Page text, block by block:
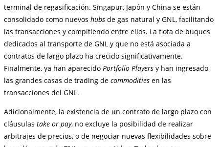
terminal de regasificación. Singapur, Japón y China se están
consolidado como nuevos hubs de gas natural y GNL, facilitando
las transacciones y compitiendo entre ellos. La flota de buques
dedicados al transporte de GNL y que no está asociada a
contratos de largo plazo ha crecido significativamente.
Finalmente, ya han aparecido Portfolio Players y han ingresado
las grandes casas de trading de commodities en las
transacciones del GNL.
Adicionalmente, la existencia de un contrato de largo plazo con
cláusulas take or pay, no excluye la posibilidad de realizar
arbitrajes de precios, o de negociar nuevas flexibilidades sobre